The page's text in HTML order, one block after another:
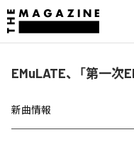
EMuLATE、「第一次
新曲情報